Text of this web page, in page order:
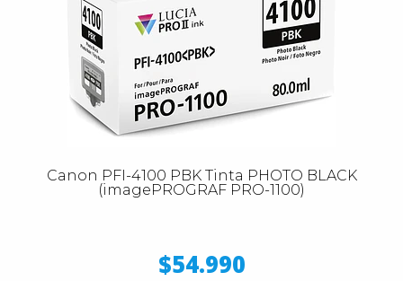
Canon PFI-4100 PBK Tinta PHOTO BLACK
(imagePROGRAF PRO-1100)
$54.990